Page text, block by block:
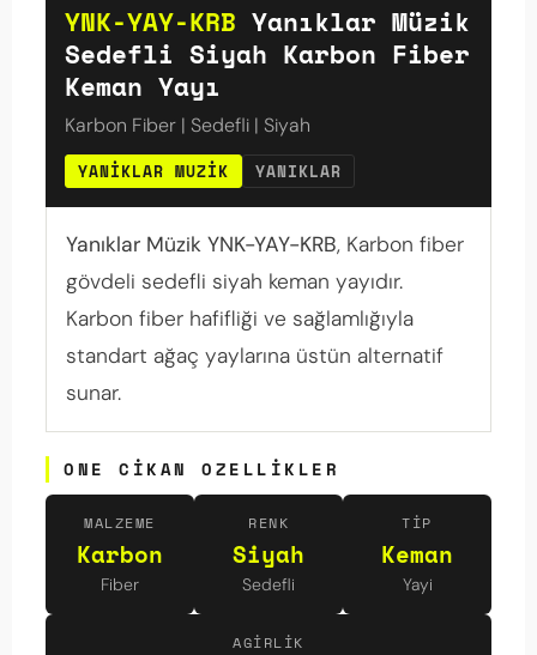
YNK-YAY-KRB Yanıklar Müzik
Sedefli Siyah Karbon Fiber
Keman Yayı
Karbon Fiber | Sedefli | Siyah
YANIKLAR MUZIK YANIKLAR
Yanıklar Müzik YNK-YAY-KRB, Karbon fiber
gövdeli sedefli siyah keman yayıdır.
Karbon fiber hafifliği ve sağlamlığıyla
standart ağaç yaylarına üstün alternatif
sunar.
ONE CIKAN OZELLIKLER
MALZEME
Karbon
Fiber
RENK
Siyah
Sedefli
TIP
Keman
Yayi
AGIRLIK